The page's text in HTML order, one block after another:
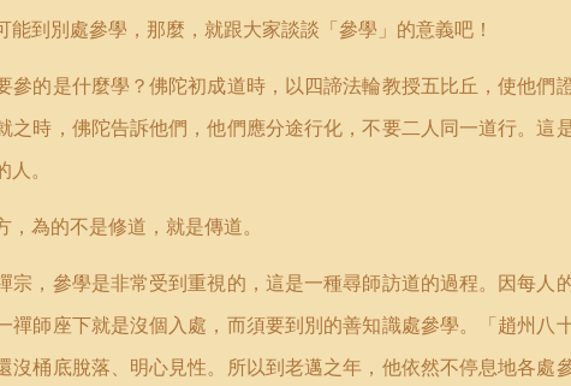
能到別處參學，那麼，就跟大家談談「參學」的意義吧！
參的是什麼學？佛陀初成道時，以四諦法輪教授五比丘，使他們
之時，佛陀告訴他們，他們應分途行化，不要二人同一道行。這
。
為的不是修道，就是傳道。
宗，參學是非常受到重視的，這是一種尋師訪道的過程。因每人
禪師座下就是沒個入處，而須要到別的善知識處參學。「趙州八
沒桶底脫落、明心見性。所以到老邁之年，他依然不停息地各處